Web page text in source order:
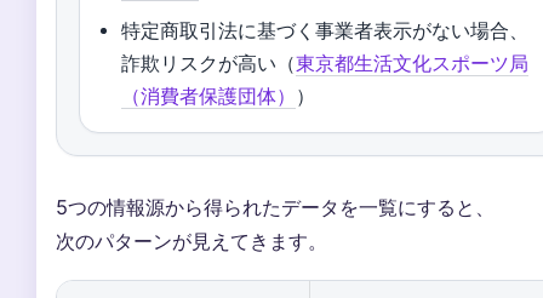
特定商取引法に基づく事業者表示がない場合、
詐欺リスクが高い（東京都生活文化スポーツ局
（消費者保護団体） ）
5つの情報源から得られたデータを一覧にすると、
次のパターンが見えてきます。